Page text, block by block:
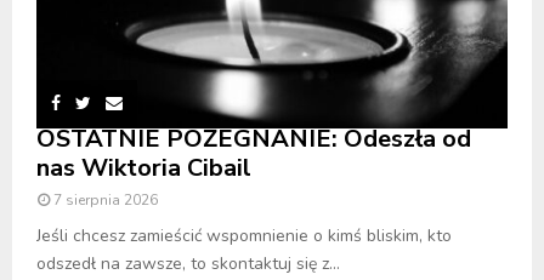
OSTATNIE POŻEGNANIE: Odeszła od
nas Wiktoria Cibail
7 sierpnia 2026
Jeśli chcesz zamieścić wspomnienie o kimś bliskim, kto
odszedł na zawsze, to skontaktuj się z...